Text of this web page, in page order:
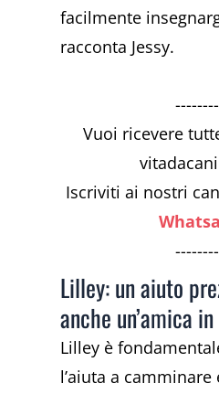
facilmente
racconta Jessy.
Vuoi ricevere
Iscriviti ai nostri
Lilley: un aiuto
anche un’amica
Lilley è
l’aiuta a camminare